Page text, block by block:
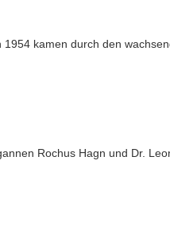
kamen durch den
Rochus Hagn und Dr.